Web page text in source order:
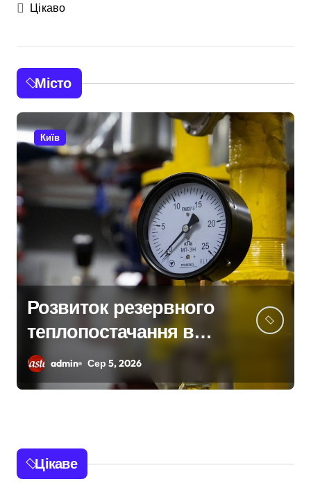
Цікаво
Місто
Київ
Смертельний обстріл
станції на Київщині:
пояснення
Укрзалізниці щодо
admin Сер 5, 2026
Цікаве